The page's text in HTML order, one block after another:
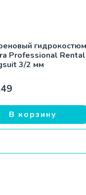
гидрокостюм
Professional Rental
3/2 мм
В корзину